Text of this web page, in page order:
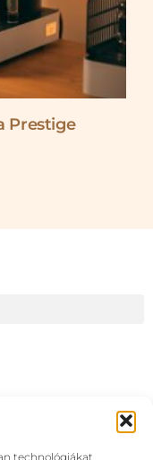
technológiákat
Prestige